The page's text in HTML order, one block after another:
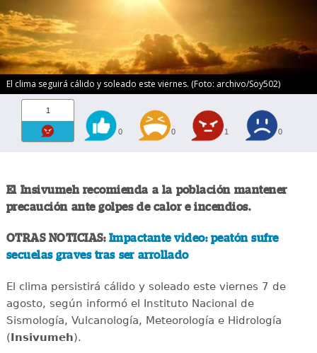
El clima seguirá cálido y soleado este viernes. (Foto: archivo/Soy502)
1
0 0 1 0
El Insivumeh recomienda a la población mantener
precaución ante golpes de calor e incendios.
OTRAS NOTICIAS: Impactante video: peatón sufre
secuelas graves tras ser arrollado
El clima persistirá cálido y soleado este viernes 7 de
agosto, según informó el Instituto Nacional de
Sismología, Vulcanología, Meteorología e Hidrología
(Insivumeh).